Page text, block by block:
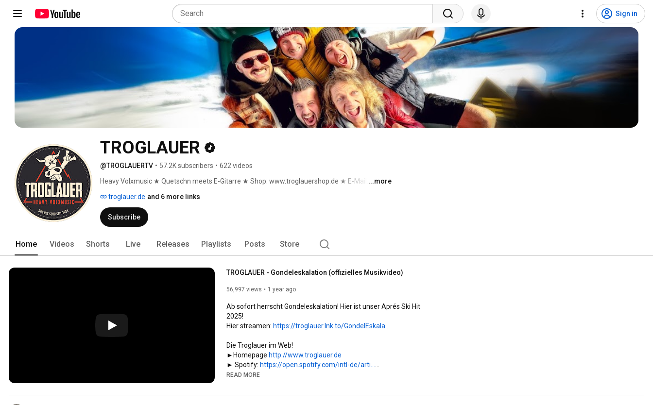
Sign in
TROGLAUER
@TROGLAUERTV • 57.2K subscribers • 622 videos
Heavy Volxmusic ★ Quetschn meets E-Gitarre ★ Shop: www.troglauershop.de ★ E-Mail: ...more
troglauer.de and 6 more links
Subscribe
Home Videos Shorts Live Releases Playlists Posts Store
TROGLAUER - Gondeleskalation (offizielles Musikvideo)
56,997 views 1 year ago
Ab sofort herrscht Gondeleskalation! Hier ist unser Aprés Ski Hit
2025!
Hier streamen: https://troglauer.lnk.to/GondelEskala...
Die Troglauer im Web!
►Homepage http://www.troglauer.de
► Spotify: https://open.spotify.com/intl-de/arti...
►TikTok: https://www.tiktok.com/@troglauer_off...
►Instagram: https://www.instagram.com/troglauer
READ MORE